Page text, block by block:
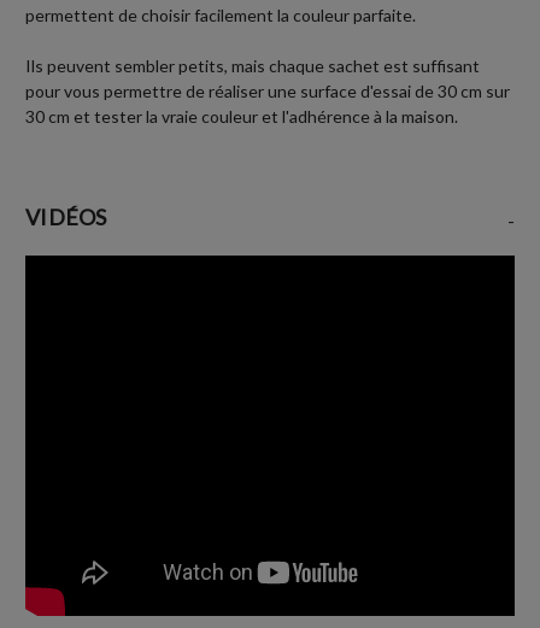
permettent de choisir facilement la couleur parfaite.
Ils peuvent sembler petits, mais chaque sachet est suffisant
pour vous permettre de réaliser une surface d'essai de 30 cm sur
30 cm et tester la vraie couleur et l'adhérence à la maison.
VIDÉOS -